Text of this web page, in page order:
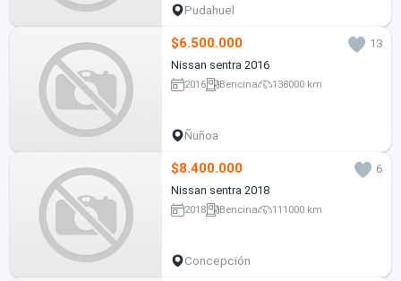
Pudahuel
$6.500.000
13
Nissan sentra 2016
2016 Bencina 138000 km
Ñuñoa
$8.400.000
6
Nissan sentra 2018
2018 Bencina 111000 km
Concepción